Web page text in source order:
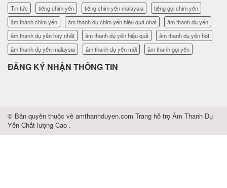
Tin tức tiếng chim yến tiếng chim yến malaysia
tiếng gọi chim yến
âm thanh chim yến
âm thanh dụ chim yến hiệu quả nhất
âm thanh dụ yến
âm thanh dụ yến hay nhất
âm thanh dụ yến hiệu quả
âm thanh dụ yến hot
âm thanh dụ yến malaysia
âm thanh dụ yến mới âm thanh gọi yến
ĐĂNG KÝ NHẬN THÔNG TIN
© Bản quyền thuộc về amthanhduyen.com Trang hỗ trợÂm Thanh Dụ
Yến Chất lượng Cao .